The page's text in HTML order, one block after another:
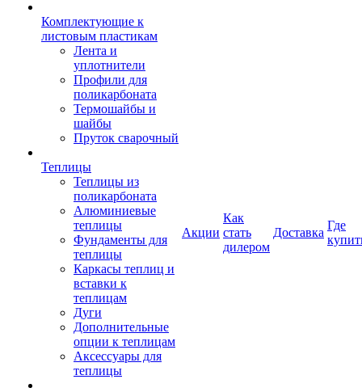
Комплектующие к
листовым пластикам
Лента и
уплотнители
Профили для
поликарбоната
Термошайбы и
шайбы
Пруток сварочный
Теплицы
Теплицы из
поликарбоната
Алюминиевые
теплицы
Фундаменты для
теплицы
Каркасы теплиц и
вставки к
теплицам
Дуги
Дополнительные
опции к теплицам
Аксессуары для
теплицы
Акции
Как
стать
дилером
Доставка
Где